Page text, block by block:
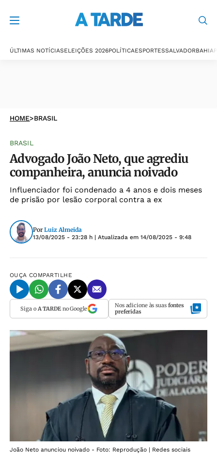
ÚLTIMAS NOTÍCIASELEIÇÕES 2026POLÍTICAESPORTESSALVADORBAHIA
HOME>BRASIL
BRASIL
Advogado João Neto, que agrediu
companheira, anuncia noivado
Influenciador foi condenado a 4 anos e dois meses
de prisão por lesão corporal contra a ex
Por Luiz Almeida
13/08/2025 - 23:28 h | Atualizada em 14/08/2025 - 9:48
OUÇA COMPARTILHE
Siga o A TARDEno Google Nos adicione às suas fontes
preferidas
João Neto anunciou noivado - Foto: Reprodução | Redes sociais